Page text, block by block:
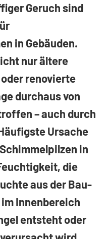
Geruch sind
in Gebäuden.
nur ältere
oder renovierte
durchaus von
– auch durch
Ursache
in
die
aus der Bau-
Innenbereich
entsteht oder